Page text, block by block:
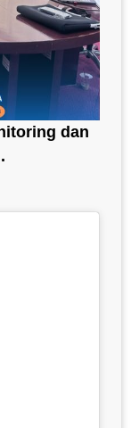
dan